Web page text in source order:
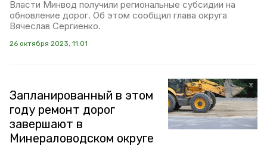
Власти Минвод получили региональные субсидии на
обновление дорог. Об этом сообщил глава округа
Вячеслав Сергиенко.
26 октября 2023, 11:01
Запланированный в этом
году ремонт дорог
завершают в
Минераловодском округе